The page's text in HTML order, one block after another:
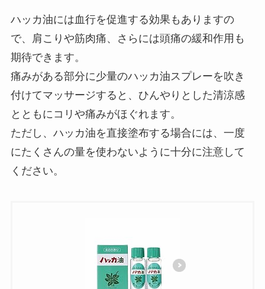
ハッカ油には血行を促進する効果もありますの
で、肩こりや筋肉痛、さらには頭痛の緩和作用も
期待できます。
痛みがある部分に少量のハッカ油スプレーを吹き
付けてマッサージすると、ひんやりとした清涼感
とともにコリや痛みがほぐれます。
ただし、ハッカ油を直接塗布する場合には、一度
にたくさんの量を使わないように十分に注意して
ください。